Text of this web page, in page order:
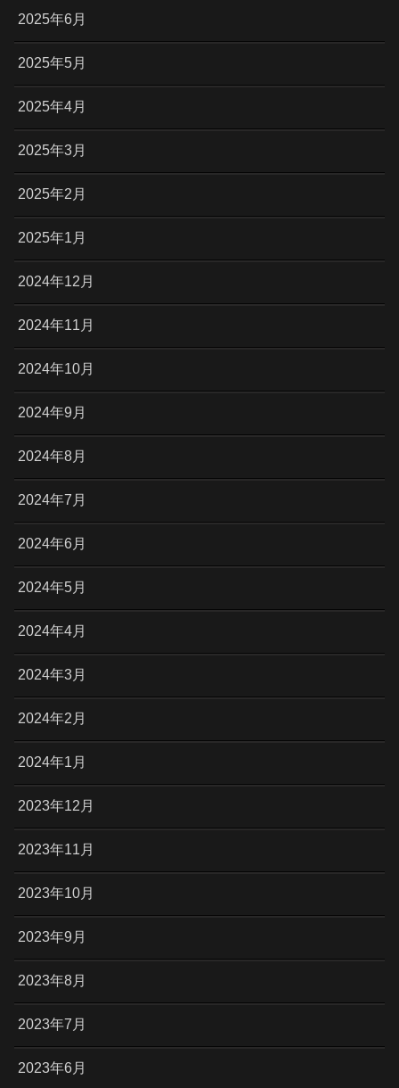
2025年6月
2025年5月
2025年4月
2025年3月
2025年2月
2025年1月
2024年12月
2024年11月
2024年10月
2024年9月
2024年8月
2024年7月
2024年6月
2024年5月
2024年4月
2024年3月
2024年2月
2024年1月
2023年12月
2023年11月
2023年10月
2023年9月
2023年8月
2023年7月
2023年6月